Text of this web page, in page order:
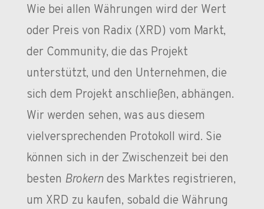
Wie bei allen Währungen wird der Wert
oder Preis von Radix (XRD) vom Markt,
der Community, die das Projekt
unterstützt, und den Unternehmen, die
sich dem Projekt anschließen, abhängen.
Wir werden sehen, was aus diesem
vielversprechenden Protokoll wird. Sie
können sich in der Zwischenzeit bei den
besten Brokerndes Marktes registrieren,
um XRD zu kaufen, sobald die Währung